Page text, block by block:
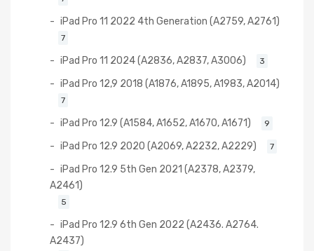
iPad Pro 11 2022 4th Generation (A2759, A2761)
7
iPad Pro 11 2024 (A2836, A2837, A3006) 3
iPad Pro 12,9 2018 (A1876, A1895, A1983, A2014)
7
iPad Pro 12.9 (A1584, A1652, A1670, A1671) 9
iPad Pro 12.9 2020 (A2069, A2232, A2229) 7
iPad Pro 12.9 5th Gen 2021 (A2378, A2379,
A2461)
5
iPad Pro 12.9 6th Gen 2022 (A2436. A2764.
A2437)